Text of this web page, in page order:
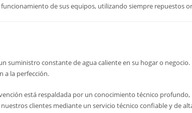
de sus equipos, utilizando siempre repuestos
suministro constante de agua caliente en su hogar o
a la perfección.
está respaldada por un conocimiento técnico
clientes mediante un servicio técnico confiable y de